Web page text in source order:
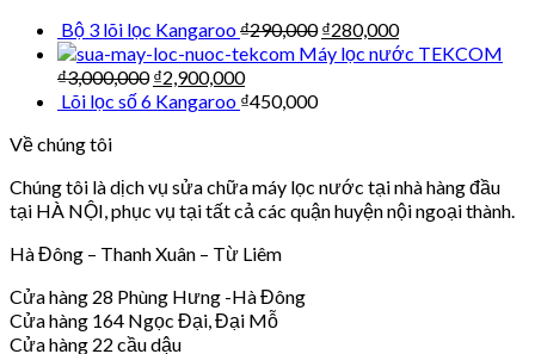
Bộ 3 lõi lọc Kangaroo₫290,000 ₫280,000
Máy lọc nước TEKCOM
₫3,000,000 ₫2,900,000
Lõi lọc số 6 Kangaroo ₫450,000
Về chúng tôi
Chúng tôi là dịch vụ sửa chữa máy lọc nước tại nhà hàng đầu
tại HÀ NỘI, phục vụ tại tất cả các quận huyện nội ngoại thành.
Hà Đông – Thanh Xuân – Từ Liêm
Cửa hàng 28 Phùng Hưng -Hà Đông
Cửa hàng 164 Ngọc Đại, Đại Mỗ
Cửa hàng 22 cầu dậu